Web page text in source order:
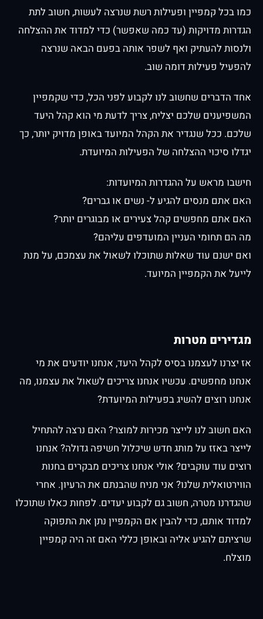
כמו בכל קמפיין ופעילות רשת שנרצה לעשות, חשוב לתת
הגדרות מדויקות (עד כמה שאפשר) כדי למדוד את ההצלחה
ולנסות להעתיק ואף לשפר אותה בפעם הבאה שנרצה
להפעיל פעילות דומה שוב.
אחד הדברים שחשוב לנו לקבוע לפני הכל, כדי שקמפיין
המשפיענים שלכם יצליח, צריך לדעת מי הוא קהל היעד
שלכם. ככל שנגדיר את הקהל המיועד באופן מדויק יותר, כך
יגדלו סיכוי ההצלחה של הפעילות המיועדת.
חישבו מראש על ההגדרות המיועדות:
האם אתם מנסים להגיע ל- נשים או גברים?
האם אתם מחפשים קהל צעירים או מבוגרים יותר?
מה הם תחומי העניין המועדפים עליהם?
ואם ישנם עוד שאלות שתוכלו לשאול את עצמכם, על מנת
לייעל את הקמפיין המיועד.
מגדירים מטרות
אז יצרנו לעצמנו בסיס לקהל היעד, אנחנו יודעים את מי
אנחנו מחפשים. עכשיו אנחנו צריכים לשאול את עצמנו, מה
אנחנו רוצים להשיג בפעילות המיועדת?
האם חשוב לנו לייצר מכירות למוצר? האם נרצה להתחיל
לייצר באזז על מותג חדש שיכלול חשיפה גדולה? אנחנו
רוצים עוד עוקבים? אולי אנחנו צריכים מבקרים בחנות
הווירטואלית שלנו? אני מניח שהבנתם את הרעיון. אחרי
שהגדרנו מטרה, חשוב גם לקבוע יעדים. לפחות כאלו שתוכלו
למדוד אותם, כדי להבין אם הקמפיין נתן את התפוקה
שרציתם להגיע אליה ובאופן כללי האם זה היה קמפיין
מוצלח.